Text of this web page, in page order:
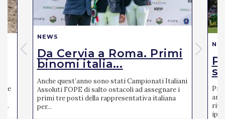
...
NEWS
Da Cervia a Roma. Primi
binomi italia...
Anche quest’anno sono stati Campionati Italiani
Assoluti FOPE di salto ostacoli ad assegnare i
primi tre posti della rappresentativa italiana
per...